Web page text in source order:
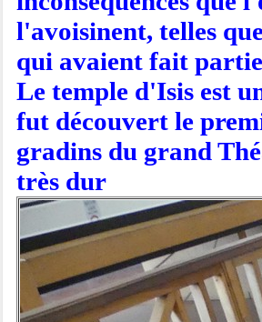
l'avoisinent, telles
qui avaient fait
Le temple d'Isis est
fut découvert le
gradins du grand
très dur